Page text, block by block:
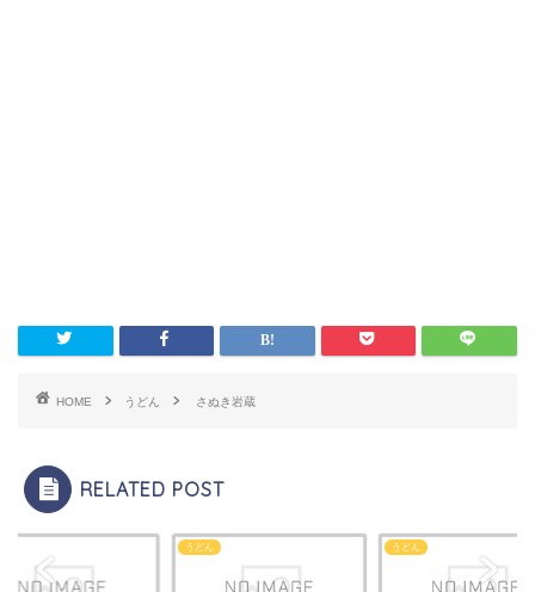
HOME うどん さぬき岩蔵
RELATED POST
うどん うどん